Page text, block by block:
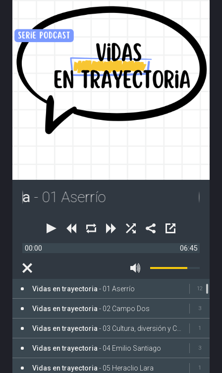
- 01 Aserrío
00:00 06:45
Vidas en trayectoria- 01 Aserrío 12
Vidas en trayectoria- 02 Campo Dos 3
Vidas en trayectoria- 03 Cultura, diversión y Compañerismo 1
Vidas en trayectoria- 04 Emilio Santiago 3
Vidas en trayectoria- 05 Heraclio Lara 1